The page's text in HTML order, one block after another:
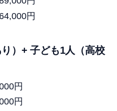
円
）+ 子ども1人（高校
円
円